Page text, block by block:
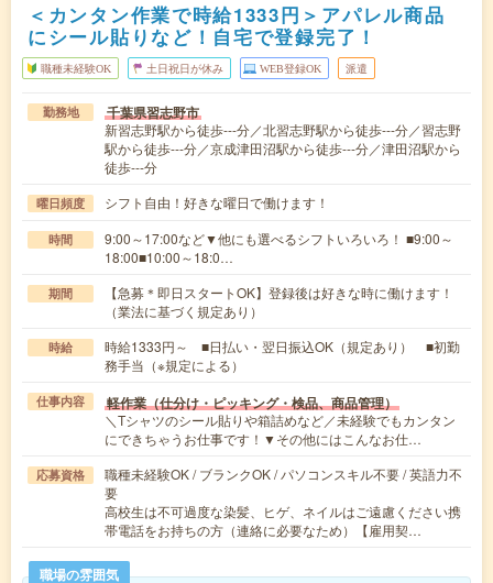
＜カンタン作業で時給1333円＞アパレル商品
にシール貼りなど！自宅で登録完了！
職種未経験OK 土日祝日が休み WEB登録OK 派遣
勤務地 千葉県習志野市
新習志野駅から徒歩---分／北習志野駅から徒歩---分／習志野
駅から徒歩---分／京成津田沼駅から徒歩---分／津田沼駅から
徒歩---分
曜日頻度 シフト自由！好きな曜日で働けます！
時間
9:00～17:00など▼他にも選べるシフトいろいろ！ ■9:00～
18:00■10:00～18:0…
期間
【急募＊即日スタートOK】登録後は好きな時に働けます！
（業法に基づく規定あり）
時給
時給1333円～ ■日払い・翌日振込OK（規定あり） ■初勤
務手当（※規定による）
仕事内容 軽作業（仕分け・ピッキング・検品、商品管理）
＼Tシャツのシール貼りや箱詰めなど／未経験でもカンタン
にできちゃうお仕事です！▼その他にはこんなお仕…
応募資格
職種未経験OK / ブランクOK / パソコンスキル不要 / 英語力不
要
高校生は不可過度な染髪、ヒゲ、ネイルはご遠慮ください携
帯電話をお持ちの方（連絡に必要なため）【雇用契…
職場の雰囲気